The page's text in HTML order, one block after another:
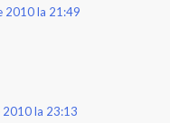
2010 la 21:49
la 23:13